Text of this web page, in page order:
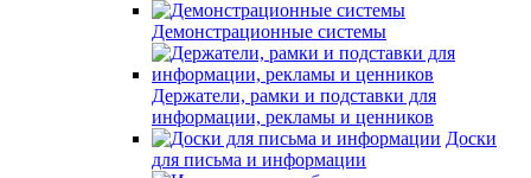
Демонстрационные системы
Держатели, рамки и подставки для
информации, рекламы и ценников
Доски
для письма и информации